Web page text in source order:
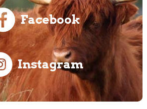
Facebook
Instagram